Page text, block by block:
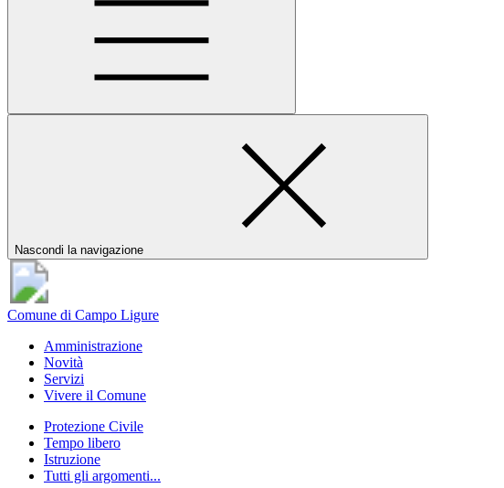
Nascondi la navigazione
Comune di Campo Ligure
Amministrazione
Novità
Servizi
Vivere il Comune
Protezione Civile
Tempo libero
Istruzione
Tutti gli argomenti...